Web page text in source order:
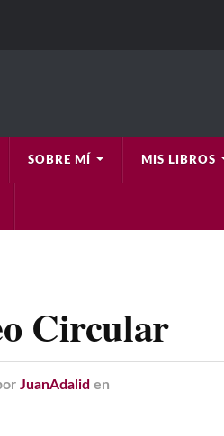
SOBRE MÍ MIS LIBROS
Circular
JuanAdalid en